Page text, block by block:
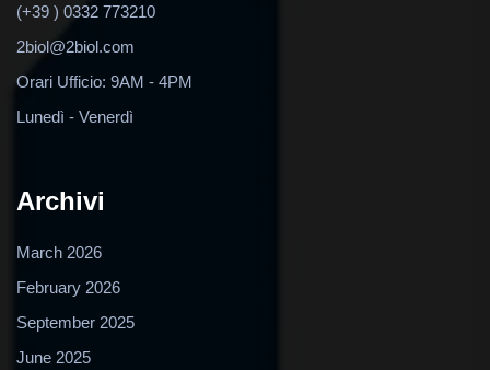
(+39 ) 0332 773210
2biol@2biol.com
Orari Ufficio: 9AM - 4PM
Lunedì - Venerdì
Archivi
March 2026
February 2026
September 2025
June 2025